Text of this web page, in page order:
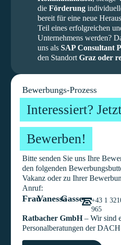
die Förderung
bereit für eine neue
Teil eines erfolgreichen
Unternehmens werden?
uns als SAP Consultant
den Standort Graz oder
Bewerbungs-Prozess
Interessiert?
Bewerben!
Bitte senden Sie uns Ihre
den folgenden
Vakanz oder zu Ihrer
Anruf:
FrauVanessaGasser
+43 1
965
Ratbacher GmbH– Wir sind
Personalberatungen der